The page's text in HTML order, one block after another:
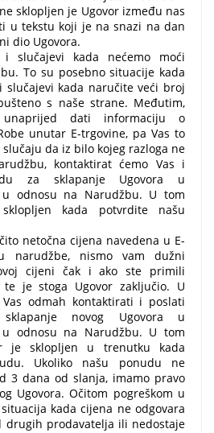
sklopljen je Ugovor između nas
u tekstu koji je na snazi ​​na dan
dio Ugovora.
slučajevi kada nećemo moći
To su posebno situacije kada
kada naručite veći broj
s naše strane. Međutim,
dati informaciju o
unutar E-trgovine, pa Vas to
da iz bilo kojeg razloga ne
kontaktirat ćemo Vas i
za sklapanje Ugovora u
odnosu na Narudžbu. U tom
kada potvrdite našu
netočna cijena navedena u E-
nismo vam dužni
cijeni čak i ako ste primili
je stoga Ugovor zaključio. U
odmah kontaktirati i poslati
novog Ugovora u
odnosu na Narudžbu. U tom
je sklopljen u trenutku kada
Ukoliko našu ponudu ne
3 dana od slanja, imamo pravo
Ugovora. Očitom pogreškom u
kada cijena ne odgovara
drugih prodavatelja ili nedostaje